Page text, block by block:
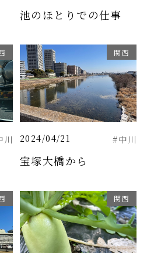
池のほとりでの仕事
川
関西
2024/04/21 #中川
宝塚大橋から
関西